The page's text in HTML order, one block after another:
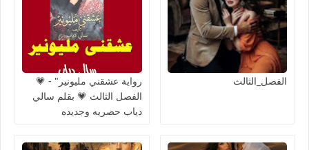
الفصل_الثالث
رواية عشقني مليونير" - 💗
الفصل الثالث 💗 بقلم سالي
دياب حصريه وجديده